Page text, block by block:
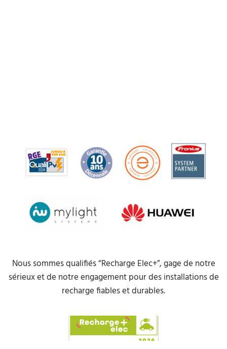
Nous sommes qualifiés “Recharge Elec+”, gage de notre
sérieux et de notre engagement pour des installations de
recharge fiables et durables.